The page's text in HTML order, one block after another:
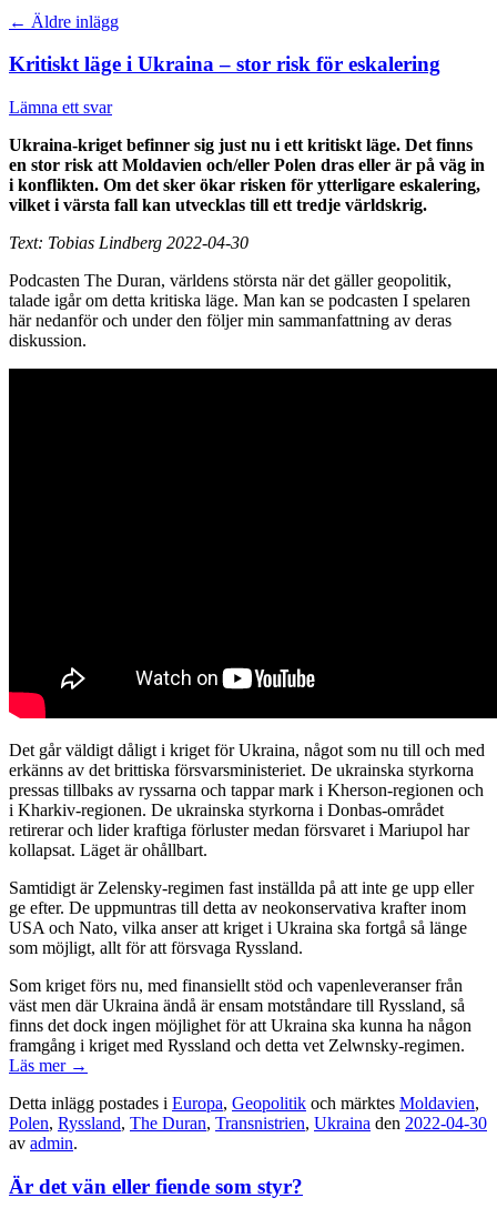
← Äldre inlägg
Kritiskt läge i Ukraina – stor risk för eskalering
Lämna ett svar
Ukraina-kriget befinner sig just nu i ett kritiskt läge. Det finns
en stor risk att Moldavien och/eller Polen dras eller är på väg in
i konflikten. Om det sker ökar risken för ytterligare eskalering,
vilket i värsta fall kan utvecklas till ett tredje världskrig.
Text: Tobias Lindberg 2022-04-30
Podcasten The Duran, världens största när det gäller geopolitik,
talade igår om detta kritiska läge. Man kan se podcasten I spelaren
här nedanför och under den följer min sammanfattning av deras
diskussion.
Det går väldigt dåligt i kriget för Ukraina, något som nu till och med
erkänns av det brittiska försvarsministeriet. De ukrainska styrkorna
pressas tillbaks av ryssarna och tappar mark i Kherson-regionen och
i Kharkiv-regionen. De ukrainska styrkorna i Donbas-området
retirerar och lider kraftiga förluster medan försvaret i Mariupol har
kollapsat. Läget är ohållbart.
Samtidigt är Zelensky-regimen fast inställda på att inte ge upp eller
ge efter. De uppmuntras till detta av neokonservativa krafter inom
USA och Nato, vilka anser att kriget i Ukraina ska fortgå så länge
som möjligt, allt för att försvaga Ryssland.
Som kriget förs nu, med finansiellt stöd och vapenleveranser från
väst men där Ukraina ändå är ensam motståndare till Ryssland, så
finns det dock ingen möjlighet för att Ukraina ska kunna ha någon
framgång i kriget med Ryssland och detta vet Zelwnsky-regimen.
Läs mer →
Detta inlägg postades i Europa, Geopolitik och märktes Moldavien,
Polen, Ryssland, The Duran, Transnistrien, Ukraina den 2022-04-30
av admin.
Är det vän eller fiende som styr?